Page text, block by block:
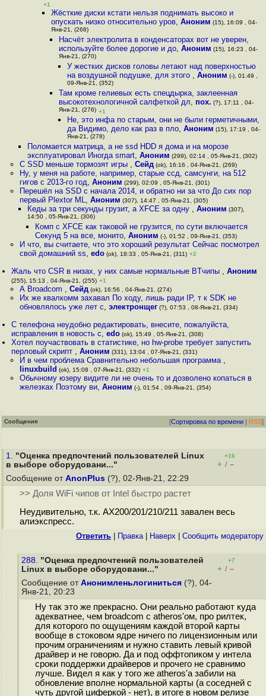
+1
Жёсткие диски кстати нельзя поднимать высоко и
опускать низко относительно уров, Аноним (15), 16:09 , 04-
Янв-21, (268)
Насчёт электролита в конденсаторах вот не уверен,
используйте более дорогие и до,Аноним (15), 16:23 , 04-
Янв-21, (270)
У жестких дисков головы летают над поверхностью
на воздушной подушке, для этого , Аноним (-), 01:49 ,
09-Янв-21, (352)
Там кроме гелиевых есть спецдырка, заклеенная
высокотехнологичной салфеткой дл, пох. (?), 17:11 , 04-
Янв-21, (276) +1
Не, это инфа по старым, они не были герметичными,
да Видимо, дело как раз в пло, Аноним (15), 17:19 , 04-
Янв-21, (278)
Поломается матрица, а не ssd HDD я дома и на морозе
эксплуатировал Иногда smart, Аноним (299), 02:14 , 05-Янв-21, (302)
С SSD меньше тормозят игры , Сейд(ok), 16:16 , 04-Янв-21, (269)
Ну, у меня на работе, например, старые ссд, самсунги, на 512
гигов с 2013-го год, Аноним (299), 02:09 , 05-Янв-21, (301)
Перешёл на SSD с начала 2014, и обратно ни за что До сих пор
первый Plextor ML, Аноним (307), 14:47 , 05-Янв-21, (305)
Кеды за три секунды грузит, а XFCE за одну , Аноним (307),
14:50 , 05-Янв-21, (306)
Комп с XFCE как таковой не грузится, по сути включается
Секунд 5 на все, монито,Аноним (-), 01:52 , 09-Янв-21, (353)
И что, вы считаете, что это хороший результат Сейчас посмотрел
свой домашний ss, edo(ok), 18:33 , 05-Янв-21, (311) +2
Жаль что CSR в низах, у них самые нормальные BTчипы ,Аноним
(255), 15:13 , 04-Янв-21, (255) +1
А Broadcom , Сейд(ok), 16:56 , 04-Янв-21, (274)
Их же квалкомм захавал По ходу, лишь ради IP, т к SDK не
обновлялось уже лет с, электронщег(?), 07:53 , 08-Янв-21, (334)
С телефона неудобно редактировать, внесите, пожалуйста,
исправления в новость с,edo (ok), 15:49 , 05-Янв-21, (308)
Хотел поучаствовать в статистике, но hw-probe требует запустить
перловый скрипт ,Аноним (331), 13:04 , 07-Янв-21, (331)
И в чем проблема Сравнительно небольшая программа ,
linuxbuild (ok), 15:08 , 07-Янв-21, (332) +1
Обычному юзеру видите ли не очень то и дозволено копаться в
железках Поэтому ви, Аноним (-), 01:54 , 09-Янв-21, (354)
Сообщения [Сортировка по времени | RSS]
1. "Оценка предпочтений пользователей Linux
в выборе оборудовани..."
+16
+ / –
Сообщение от AnonPlus (?), 02-Янв-21, 22:29
>> Доля WiFi чипов от Intel быстро растет
Неудивительно, т.к. AX200/201/210/211 завален весь
алиэкспресс.
Ответить Правка| Наверх Cообщить модератору
288. "Оценка предпочтений пользователей
Linux в выборе оборудовани..."
+7
+ / –
Сообщение от Анонимленьлогиниться (?), 04-
Янв-21, 20:23
Ну так это же прекрасно. Они реально работают куда
адекватнее, чем broadcom c atheros'ом, про рилтек,
для которого по ощущениям каждой второй карты
вообще в стоковом ядре ничего по лицензионным или
прочим ограничениям и нужно ставить левый кривой
драйвер и не говорю. Да и под оффтопиком у интела
сроки поддержки драйверов и прочего не сравнимо
лучше. Видел я как у того же atheros'а забили на
обновление вполне нормальной карты (а соседней с
чуть другой циферкой - нет), в итоге в новом релизе